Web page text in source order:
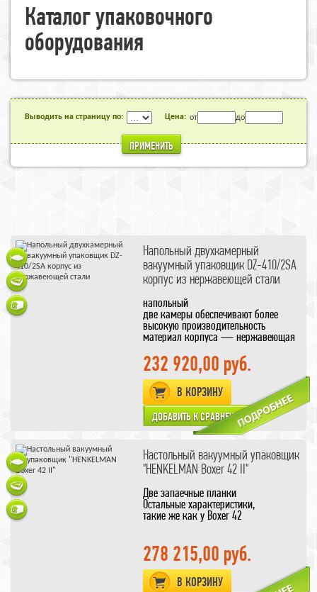
Каталог упаковочного
оборудования
Выводить на страницу по: Цена: от до
ПРИМЕНИТЬ
Напольный двухкамерный
вакуумный упаковщик DZ-410/2SA
корпус из нержавеющей стали
напольный
две камеры обеспечивают более
высокую производительность
материал корпуса — нержавеющая
сталь
без функции газа
длина шва 410 мм
232 920,00 руб.
В КОРЗИНУ
Настольный вакуумный упаковщик
"HENKELMAN Boxer 42 II"
Две запаечные планки
Остальные характеристики,
такие же как у Boxer 42
278 215,00 руб.
В КОРЗИНУ